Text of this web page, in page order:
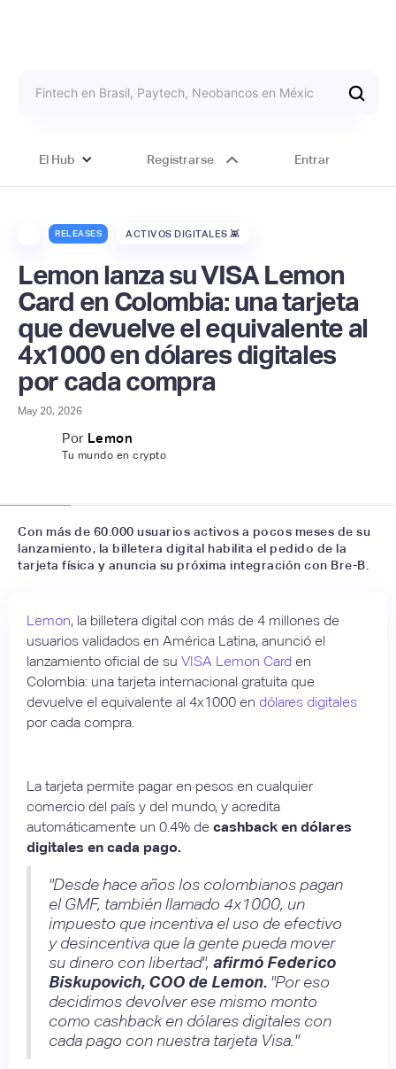
El Hub Registrarse Entrar
RELEASES ACTIVOS DIGITALES 👾
Lemon lanza su VISA Lemon
Card en Colombia: una tarjeta
que devuelve el equivalente al
4x1000 en dólares digitales
por cada compra
May 20, 2026
Por Lemon
Tu mundo en crypto
Con más de 60.000 usuarios activos a pocos meses de su
lanzamiento, la billetera digital habilita el pedido de la
tarjeta física y anuncia su próxima integración con Bre-B.
Lemon, la billetera digital con más de 4 millones de
usuarios validados en América Latina, anunció el
lanzamiento oficial de su VISA Lemon Card en
Colombia: una tarjeta internacional gratuita que
devuelve el equivalente al 4x1000 en dólares digitales
por cada compra.
La tarjeta permite pagar en pesos en cualquier
comercio del país y del mundo, y acredita
automáticamente un 0.4% de cashback en dólares
digitales en cada pago.
"Desde hace años los colombianos pagan
el GMF, también llamado 4x1000, un
impuesto que incentiva el uso de efectivo
y desincentiva que la gente pueda mover
su dinero con libertad", afirmó Federico
Biskupovich, COO de Lemon. "Por eso
decidimos devolver ese mismo monto
como cashback en dólares digitales con
cada pago con nuestra tarjeta Visa."